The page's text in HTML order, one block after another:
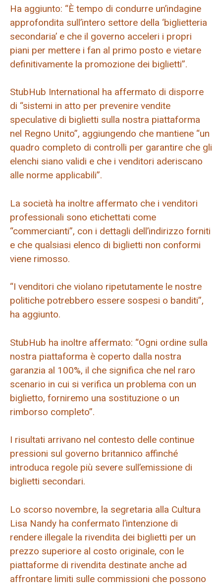
Ha aggiunto: “È tempo di condurre un’indagine
approfondita sull’intero settore della ‘biglietteria
secondaria’ e che il governo acceleri i propri
piani per mettere i fan al primo posto e vietare
definitivamente la promozione dei biglietti”.
StubHub International ha affermato di disporre
di “sistemi in atto per prevenire vendite
speculative di biglietti sulla nostra piattaforma
nel Regno Unito”, aggiungendo che mantiene “un
quadro completo di controlli per garantire che gli
elenchi siano validi e che i venditori aderiscano
alle norme applicabili”.
La società ha inoltre affermato che i venditori
professionali sono etichettati come
“commercianti”, con i dettagli dell’indirizzo forniti
e che qualsiasi elenco di biglietti non conformi
viene rimosso.
“I venditori che violano ripetutamente le nostre
politiche potrebbero essere sospesi o banditi”,
ha aggiunto.
StubHub ha inoltre affermato: “Ogni ordine sulla
nostra piattaforma è coperto dalla nostra
garanzia al 100%, il che significa che nel raro
scenario in cui si verifica un problema con un
biglietto, forniremo una sostituzione o un
rimborso completo”.
I risultati arrivano nel contesto delle continue
pressioni sul governo britannico affinché
introduca regole più severe sull’emissione di
biglietti secondari.
Lo scorso novembre, la segretaria alla Cultura
Lisa Nandy ha confermato l’intenzione di
rendere illegale la rivendita dei biglietti per un
prezzo superiore al costo originale, con le
piattaforme di rivendita destinate anche ad
affrontare limiti sulle commissioni che possono